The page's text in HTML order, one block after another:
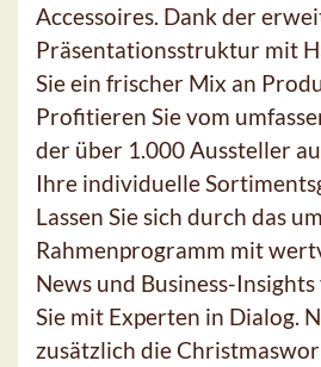
Accessoires. Dank der
Präsentationsstruktur mit
Sie ein frischer Mix an
Profitieren Sie vom
der über 1.000 Aussteller
Ihre individuelle
Lassen Sie sich durch das
Rahmenprogramm mit
News und Business-
Sie mit Experten in Dialog.
zusätzlich die